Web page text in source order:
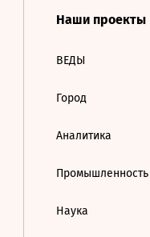
Наши проекты
ВЕДЫ
Город
Аналитика
Промышленность
Наука